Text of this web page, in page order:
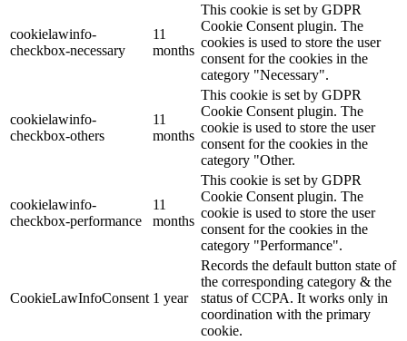
cookielawinfo-
checkbox-necessary
11
months
This cookie is set by GDPR
Cookie Consent plugin. The
cookies is used to store the user
consent for the cookies in the
category "Necessary".
cookielawinfo-
checkbox-others
11
months
This cookie is set by GDPR
Cookie Consent plugin. The
cookie is used to store the user
consent for the cookies in the
category "Other.
cookielawinfo-
checkbox-performance
11
months
This cookie is set by GDPR
Cookie Consent plugin. The
cookie is used to store the user
consent for the cookies in the
category "Performance".
CookieLawInfoConsent 1 year
Records the default button state of
the corresponding category & the
status of CCPA. It works only in
coordination with the primary
cookie.